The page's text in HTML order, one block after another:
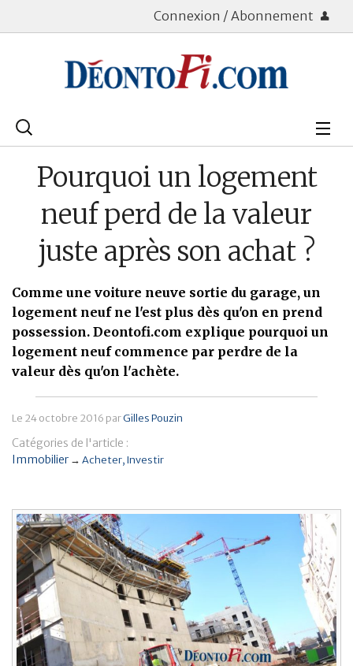
Connexion / Abonnement
Rechercher
Assurance Vie
Patrimoine
Immobilier
Banque
Pourquoi un logement
neuf perd de la valeur
juste après son achat ?
Comme une voiture neuve sortie du garage, un
logement neuf ne l'est plus dès qu'on en prend
possession. Deontofi.com explique pourquoi un
logement neuf commence par perdre de la
valeur dès qu'on l'achète.
Le 24 octobre 2016 parGilles Pouzin
Catégories de l'article :
Immobilier → Acheter Investir